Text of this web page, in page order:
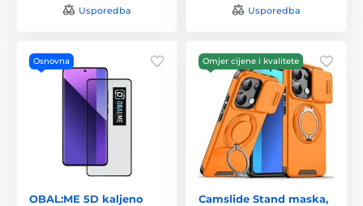
Usporedba Usporedba
Osnovna
OBAL:ME 5D kaljeno
Omjer cijene i kvalitete
Camslide Stand maska,